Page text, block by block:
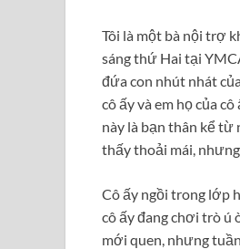
Tôi là một bà nội trợ
sáng thứ Hai tại
đứa con nhút nhát
cô ấy và em họ của
này là bạn thân kể từ
thấy thoải mái,
Cô ấy ngồi trong lớp
cô ấy đang chơi trò ú
mới quen, nhưng